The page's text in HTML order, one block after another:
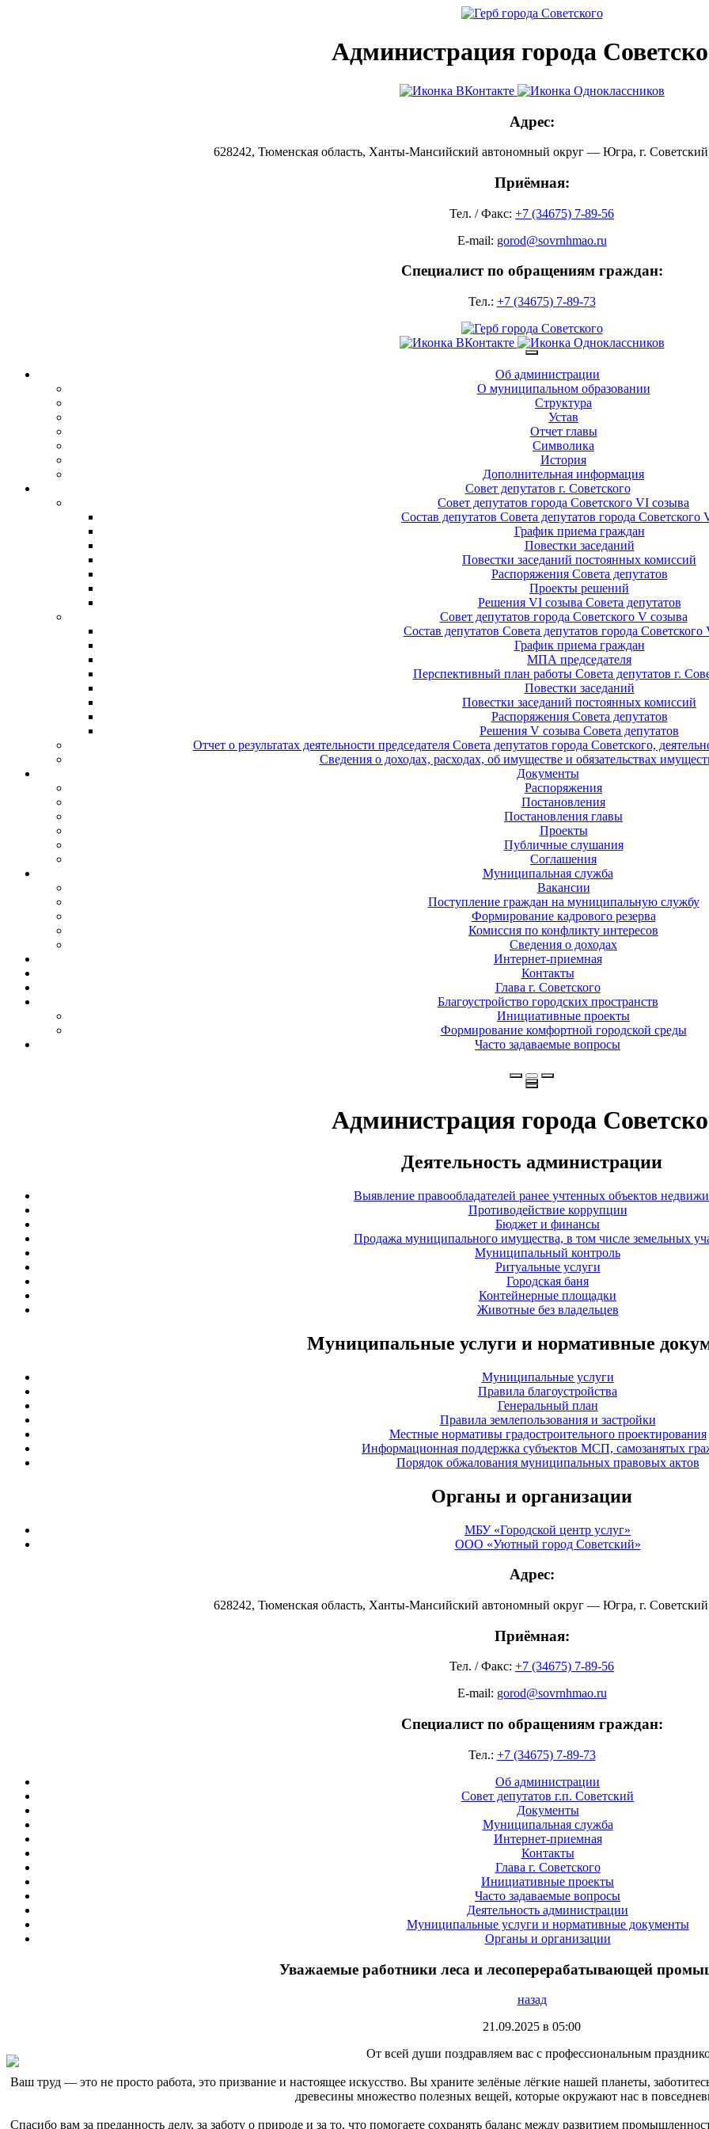
Администрация города
Адрес:
628242, Тюменская область, Ханты-Мансийский автономный округ — Югра, г.
Приёмная:
Тел. / Факс: +7 (34675) 7-89-56
E-mail: gorod@sovrnhmao.ru
Специалист по обращениям граждан:
Тел.: +7 (34675) 7-89-73
Об администрации
О муниципальном образовании
Структура
Устав
Отчет главы
Символика
История
Дополнительная информация
Совет депутатов г. Советского
Совет депутатов города Советского VI созыва
Состав депутатов Совета депутатов города Советского
График приема граждан
Повестки заседаний
Повестки заседаний постоянных комиссий
Распоряжения Совета депутатов
Проекты решений
Решения VI созыва Совета депутатов
Совет депутатов города Советского V созыва
Состав депутатов Совета депутатов города Советского
График приема граждан
МПА председателя
Перспективный план работы Совета депутатов г.
Повестки заседаний
Повестки заседаний постоянных комиссий
Распоряжения Совета депутатов
Решения V созыва Совета депутатов
Отчет о результатах деятельности председателя Совета депутатов города Советского,
Сведения о доходах, расходах, об имуществе и обязательствах
Документы
Распоряжения
Постановления
Постановления главы
Проекты
Публичные слушания
Соглашения
Муниципальная служба
Вакансии
Поступление граждан на муниципальную службу
Формирование кадрового резерва
Комиссия по конфликту интересов
Сведения о доходах
Интернет-приемная
Контакты
Глава г. Советского
Благоустройство городских пространств
Инициативные проекты
Формирование комфортной городской среды
Часто задаваемые вопросы
Администрация города
Деятельность администрации
Выявление правообладателей ранее учтенных объектов
Противодействие коррупции
Бюджет и финансы
Продажа муниципального имущества, в том числе земельных
Муниципальный контроль
Ритуальные услуги
Городская баня
Контейнерные площадки
Животные без владельцев
Муниципальные услуги и нормативные
Муниципальные услуги
Правила благоустройства
Генеральный план
Правила землепользования и застройки
Местные нормативы градостроительного проектирования
Информационная поддержка субъектов МСП, самозанятых
Порядок обжалования муниципальных правовых актов
Органы и организации
МБУ «Городской центр услуг»
ООО «Уютный город Советский»
Адрес:
628242, Тюменская область, Ханты-Мансийский автономный округ — Югра, г.
Приёмная:
Тел. / Факс: +7 (34675) 7-89-56
E-mail: gorod@sovrnhmao.ru
Специалист по обращениям граждан:
Тел.: +7 (34675) 7-89-73
Об администрации
Совет депутатов г.п. Советский
Документы
Муниципальная служба
Интернет-приемная
Контакты
Глава г. Советского
Инициативные проекты
Часто задаваемые вопросы
Деятельность администрации
Муниципальные услуги и нормативные документы
Органы и организации
Уважаемые работники леса и лесоперерабатывающей
назад
21.09.2025 в 05:00
От всей души поздравляем вас с профессиональным
Ваш труд — это не просто работа, это призвание и настоящее искусство. Вы храните зелёные лёгкие нашей планеты,
древесины множество полезных вещей, которые окружают нас в
Спасибо вам за преданность делу, за заботу о природе и за то, что помогаете сохранять баланс между развитием